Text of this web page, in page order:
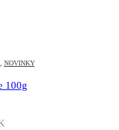
NOVINKY
100g